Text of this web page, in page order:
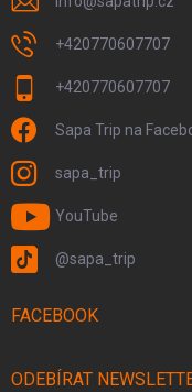
+420770607707
+420770607707
Sapa Trip na
sapa_trip
YouTube
@sapa_trip
FACEBOOK
ODEBÍRAT